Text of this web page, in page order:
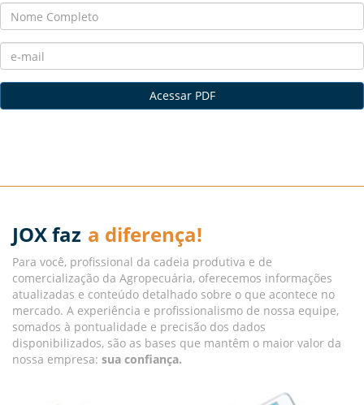
Acessar PDF
JOX faz a diferença!
Para você, profissional da cadeia produtiva e de
comercialização da Agropecuária, oferecemos informações
atualizadas e conteúdo detalhado sobre o que acontece no
mercado. A experiência e profissionalismo de nossa equipe,
somados à pontualidade e precisão dos dados
disponibilizados, são as bases que mantêm o maior valor da
nossa empresa: sua confiança.